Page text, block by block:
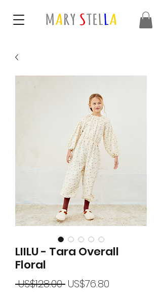
LIILU - Tara Overall
Floral
US$128.00 일
US$76.80